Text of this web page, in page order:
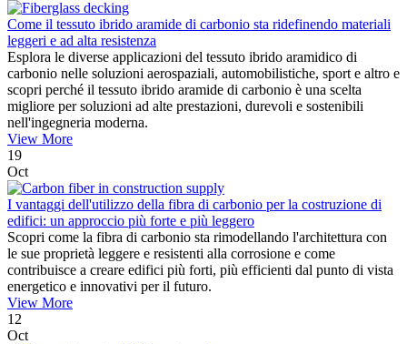
Come il tessuto ibrido aramide di carbonio sta ridefinendo materiali
leggeri e ad alta resistenza
Esplora le diverse applicazioni del tessuto ibrido aramidico di
carbonio nelle soluzioni aerospaziali, automobilistiche, sport e altro e
scopri perché il tessuto ibrido aramide di carbonio è una scelta
migliore per soluzioni ad alte prestazioni, durevoli e sostenibili
nell'ingegneria moderna.
View More
19
Oct
I vantaggi dell'utilizzo della fibra di carbonio per la costruzione di
edifici: un approccio più forte e più leggero
Scopri come la fibra di carbonio sta rimodellando l'architettura con
le sue proprietà leggere e resistenti alla corrosione e come
contribuisce a creare edifici più forti, più efficienti dal punto di vista
energetico e innovativi per il futuro.
View More
12
Oct